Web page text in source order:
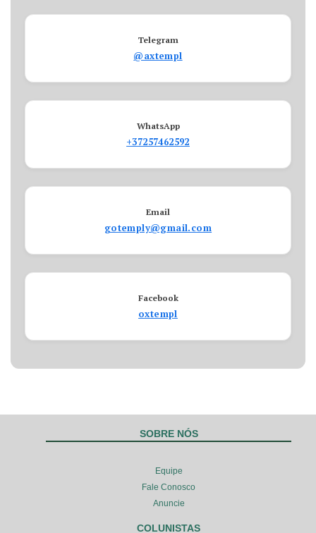
Telegram
@axtempl
WhatsApp
+37257462592
Email
gotemply@gmail.com
Facebook
oxtempl
SOBRE NÓS
Equipe
Fale Conosco
Anuncie
COLUNISTAS